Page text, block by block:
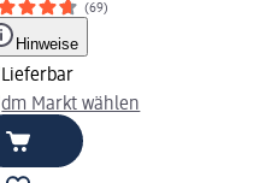
(69)
Hinweise
Lieferbar
dm Markt wählen